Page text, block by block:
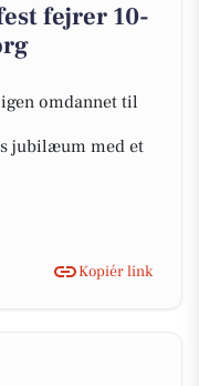
fejrer 10-
omdannet til
jubilæum med et
Kopiér link